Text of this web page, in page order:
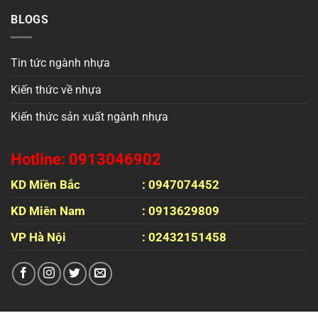
BLOGS
Tin tức ngành nhựa
Kiến thức về nhựa
Kiến thức sản xuất ngành nhựa
Hotline: 0913046902
KD Miền Bắc
: 0947074452
KD Miên Nam
: 0913629809
VP Hà Nội
: 02432151458